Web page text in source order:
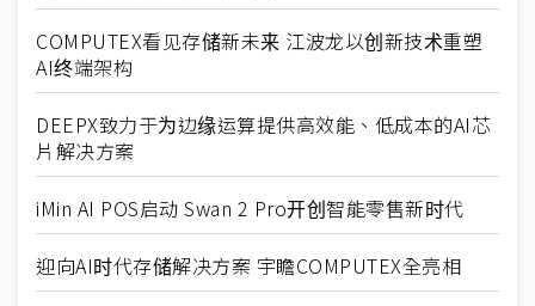
COMPUTEX看见存储新未来 江波龙以创新技术重塑
AI终端架构
DEEPX致力于为边缘运算提供高效能、低成本的AI芯
片解决方案
iMin AI POS启动 Swan 2 Pro开创智能零售新时代
迎向AI时代存储解决方案 宇瞻COMPUTEX全亮相